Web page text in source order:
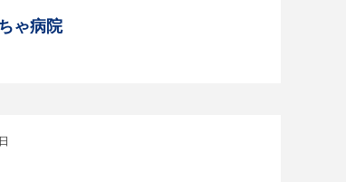
ゃ病院